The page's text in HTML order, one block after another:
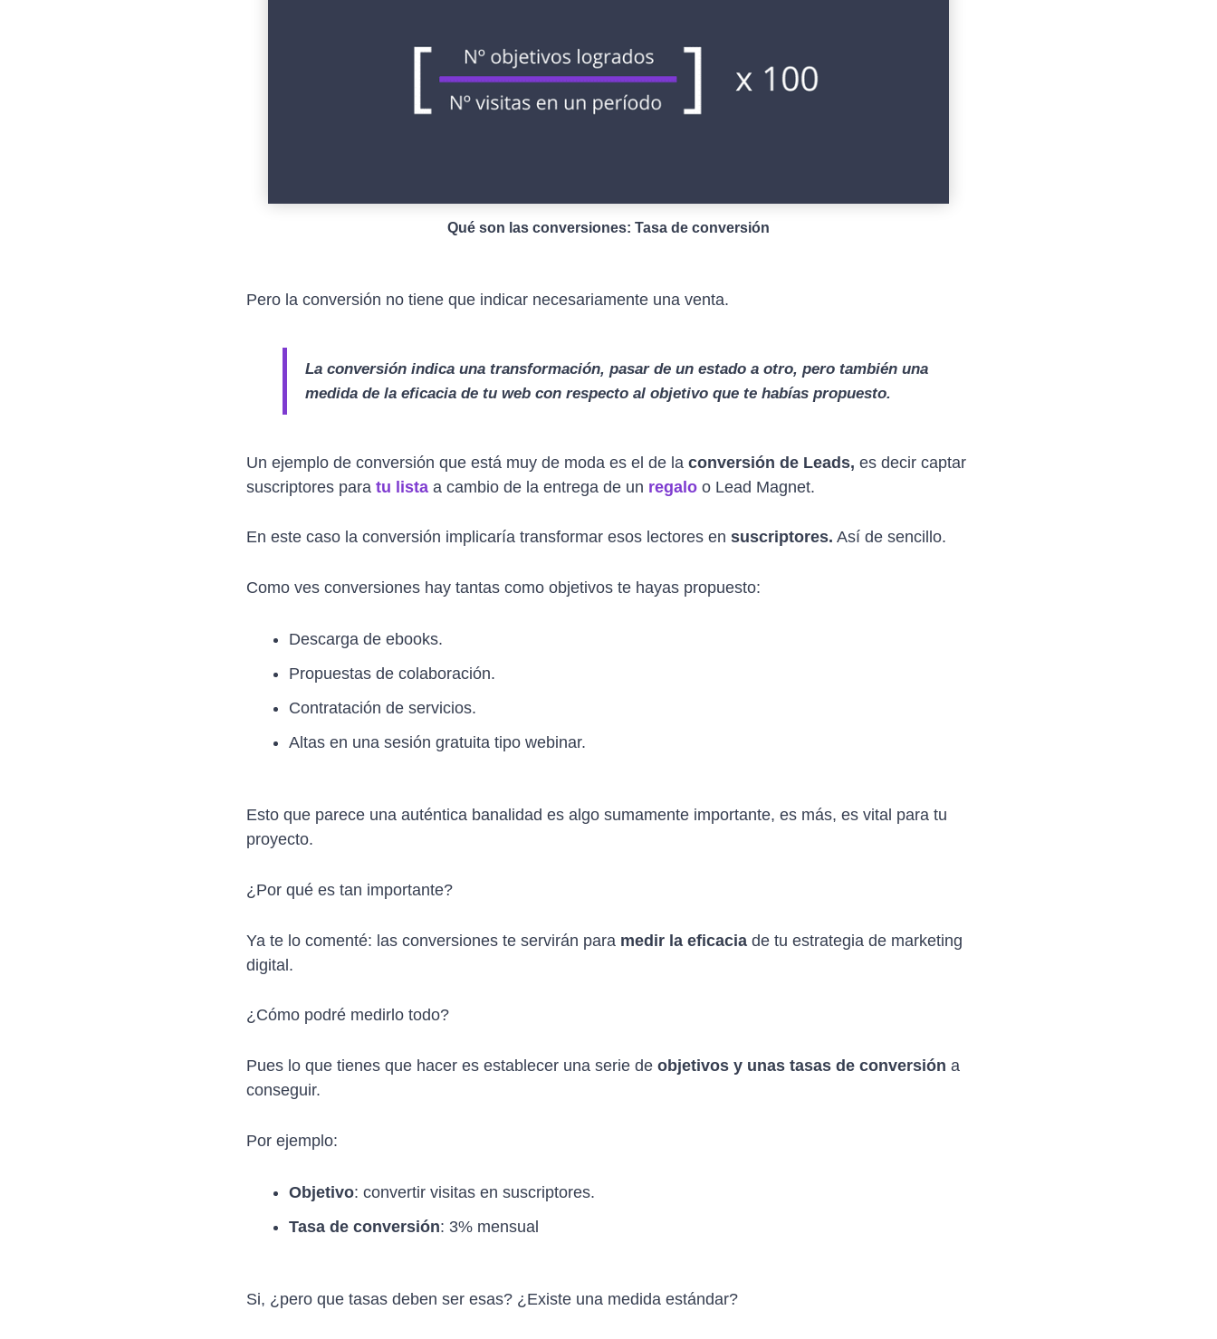
Qué son las conversiones: Tasa de conversión
Pero la conversión no tiene que indicar necesariamente una venta.
La conversión indica una transformación, pasar de un estado a otro, pero también una
medida de la eficacia de tu web con respecto al objetivo que te habías propuesto.
Un ejemplo de conversión que está muy de moda es el de la conversión de Leads, es decir captar
suscriptores para tu lista a cambio de la entrega de un regalo o Lead Magnet.
En este caso la conversión implicaría transformar esos lectores en suscriptores. Así de sencillo.
Como ves conversiones hay tantas como objetivos te hayas propuesto:
Descarga de ebooks.
Propuestas de colaboración.
Contratación de servicios.
Altas en una sesión gratuita tipo webinar.
Esto que parece una auténtica banalidad es algo sumamente importante, es más, es vital para tu
proyecto.
¿Por qué es tan importante?
Ya te lo comenté: las conversiones te servirán para medir la eficacia de tu estrategia de marketing
digital.
¿Cómo podré medirlo todo?
Pues lo que tienes que hacer es establecer una serie de objetivos y unas tasas de conversión a
conseguir.
Por ejemplo:
Objetivo: convertir visitas en suscriptores.
Tasa de conversión: 3% mensual
Si, ¿pero que tasas deben ser esas? ¿Existe una medida estándar?